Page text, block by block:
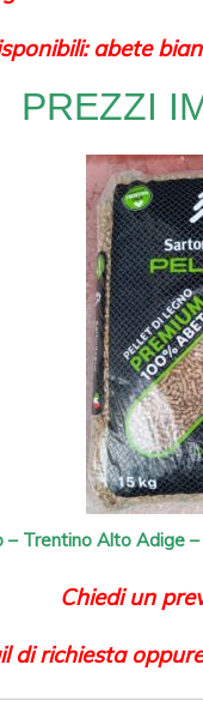
abete
PREZZI
– Trentino Alto Adige
Chiedi un
di richiesta